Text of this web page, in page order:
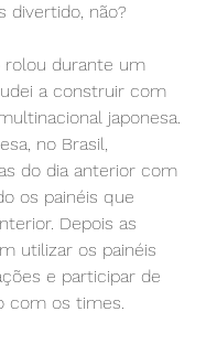
divertido, não?
rolou durante um
a construir com
japonesa.
no Brasil,
do dia anterior com
os painéis que
Depois as
utilizar os painéis
e participar de
com os times.